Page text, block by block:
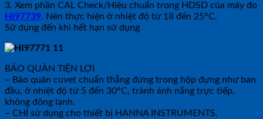
3. Xem phần CAL Check/Hiệu chuẩn trong HDSD của máy đo
HI97739. Nên thực hiện ở nhiệt độ từ 18 đến 25°C.
Sử dụng đến khi hết hạn sử dụng
BẢO QUẢN TIỆN LỢI
– Bảo quản cuvet chuẩn thẳng đứng trong hộp đựng như ban
đầu, ở nhiệt độ từ 5 đến 30°C, tránh ánh nắng trực tiếp,
không đông lạnh.
– CHỈ sử dụng cho thiết bị HANNA INSTRUMENTS.